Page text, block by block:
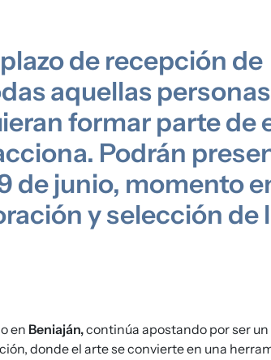
de recepción de
aquellas
formar parte de
Podrán
de junio, momento
y selección de
en Beniaján,continúa apostando por ser
donde el arte se convierte en una